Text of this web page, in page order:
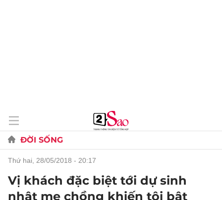
ĐỜI SỐNG
thứ hai, 28/05/2018 - 20:17
Vị khách đặc biệt tới dự sinh
nhật mẹ chồng khiến tôi bật